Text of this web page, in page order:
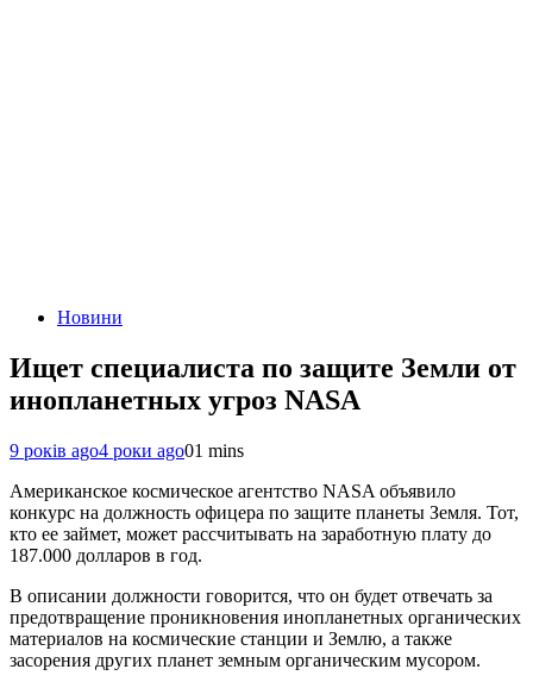
Новини
Ищет специалиста по защите Земли от
инопланетных угроз NASA
9 років ago4 роки ago01 mins
Американское космическое агентство NASA объявило
конкурс на должность офицера по защите планеты Земля. Тот,
кто ее займет, может рассчитывать на заработную плату до
187.000 долларов в год.
В описании должности говорится, что он будет отвечать за
предотвращение проникновения инопланетных органических
материалов на космические станции и Землю, а также
засорения других планет земным органическим мусором.